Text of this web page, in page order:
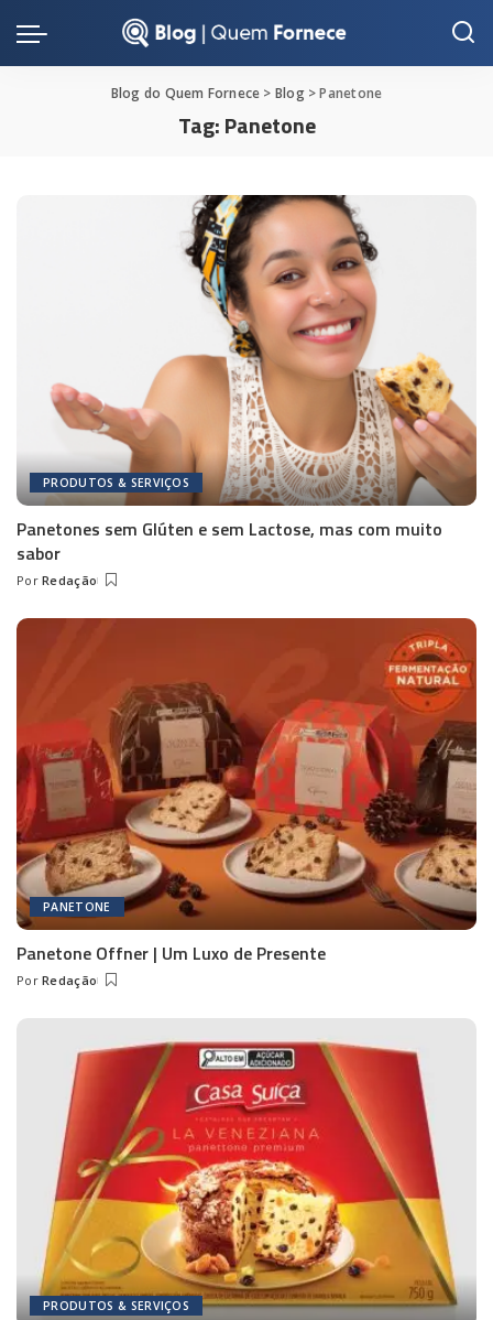
Blog do Quem Fornece > Blog>Panetone
Tag:Panetone
PRODUTOS & SERVIÇOS
Panetones sem Glúten e sem Lactose, mas com muito
sabor
Posted
Por Redação
PANETONE
Panetone Offner | Um Luxo de Presente
Posted
Por Redação
PRODUTOS & SERVIÇOS